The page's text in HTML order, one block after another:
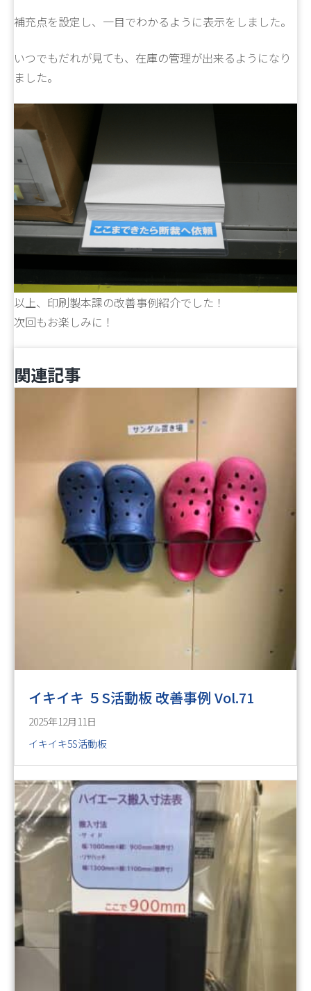
補充点を設定し、一目でわかるように表示をしました。
いつでもだれが見ても、在庫の管理が出来るようになり
ました。
以上、印刷製本課の改善事例紹介でした！
次回もお楽しみに！
関連記事
イキイキ ５S活動板 改善事例 Vol.71
2025年12月11日
イキイキ5S活動板